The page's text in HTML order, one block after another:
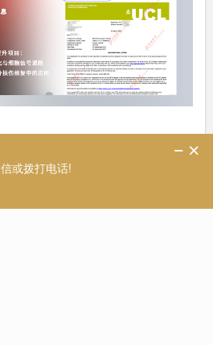
致力于提供全球名校解决方案”的核
解决方案，其中之一便是备受瞩目
士高端申请产品彰显了我们在博士